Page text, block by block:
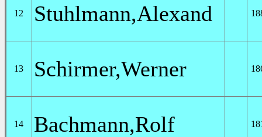
12 Stuhlmann,Alexand
13 Schirmer,Werner
14 Bachmann,Rolf